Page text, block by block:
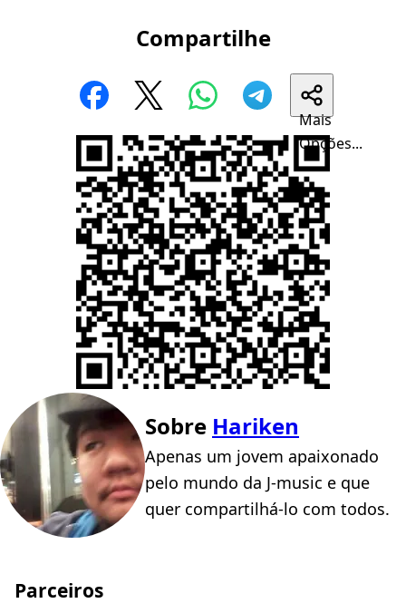
Compartilhe
Mais
Opções...
Sobre Hariken
Apenas um jovem apaixonado
pelo mundo da J-music e que
quer compartilhá-lo com todos.
Parceiros